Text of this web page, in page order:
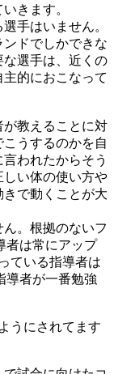
きます。
手はいません。
ドでしかできな
選手は、近くの
的におこなって
が教えることに対
うするのかを自
われたからそう
しい体の使い方や
で動くことが大
。根拠のないフ
者は常にアップ
ている指導者は
導者が一番勉強
うにされてます